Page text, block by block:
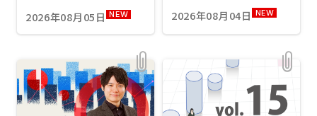
2026年08月05日 NEW 2026年08月04日 NEW